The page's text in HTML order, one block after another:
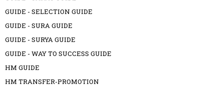
GUIDE - SELECTION GUIDE
GUIDE - SURA GUIDE
GUIDE - SURYA GUIDE
GUIDE - WAY TO SUCCESS GUIDE
HM GUIDE
HM TRANSFER-PROMOTION